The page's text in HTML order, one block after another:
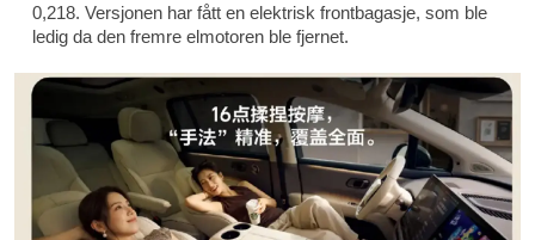
0,218. Versjonen har fått en elektrisk frontbagasje, som ble
ledig da den fremre elmotoren ble fjernet.